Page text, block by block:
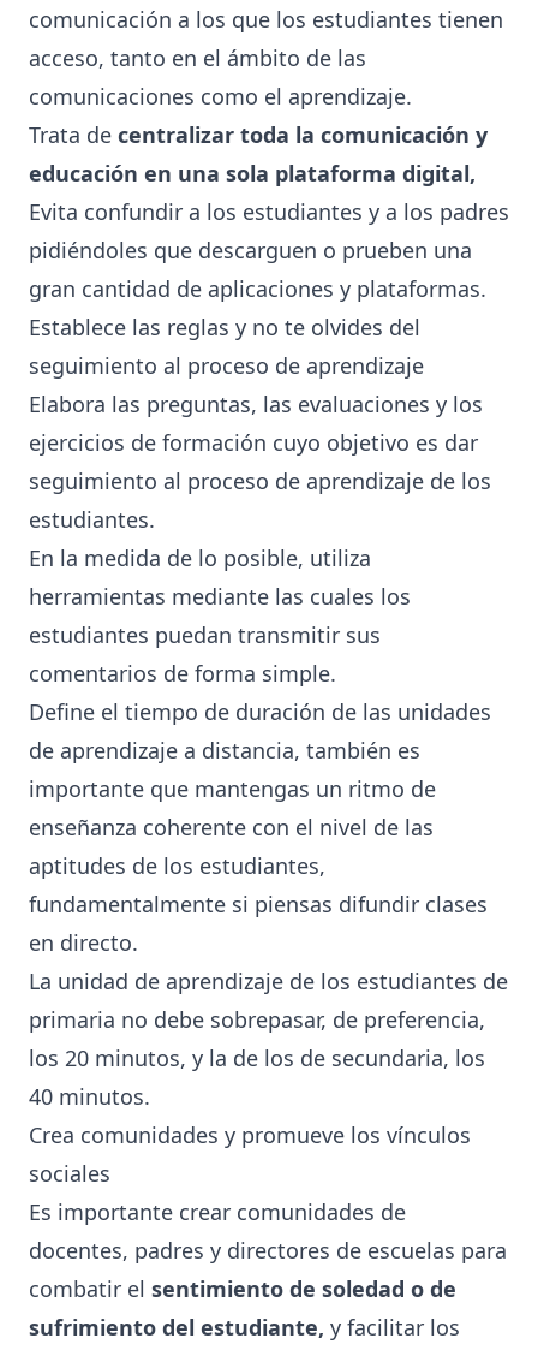
comunicación a los que los estudiantes tienen
acceso, tanto en el ámbito de las
comunicaciones como el aprendizaje.
Trata de centralizar toda la comunicación y
educación en una sola plataforma digital,
Evita confundir a los estudiantes y a los padres
pidiéndoles que descarguen o prueben una
gran cantidad de aplicaciones y plataformas.
Establece las reglas y no te olvides del
seguimiento al proceso de aprendizaje
Elabora las preguntas, las evaluaciones y los
ejercicios de formación cuyo objetivo es dar
seguimiento al proceso de aprendizaje de los
estudiantes.
En la medida de lo posible, utiliza
herramientas mediante las cuales los
estudiantes puedan transmitir sus
comentarios de forma simple.
Define el tiempo de duración de las unidades
de aprendizaje a distancia, también es
importante que mantengas un ritmo de
enseñanza coherente con el nivel de las
aptitudes de los estudiantes,
fundamentalmente si piensas difundir clases
en directo.
La unidad de aprendizaje de los estudiantes de
primaria no debe sobrepasar, de preferencia,
los 20 minutos, y la de los de secundaria, los
40 minutos.
Crea comunidades y promueve los vínculos
sociales
Es importante crear comunidades de
docentes, padres y directores de escuelas para
combatir el sentimiento de soledad o de
sufrimiento del estudiante, y facilitar los